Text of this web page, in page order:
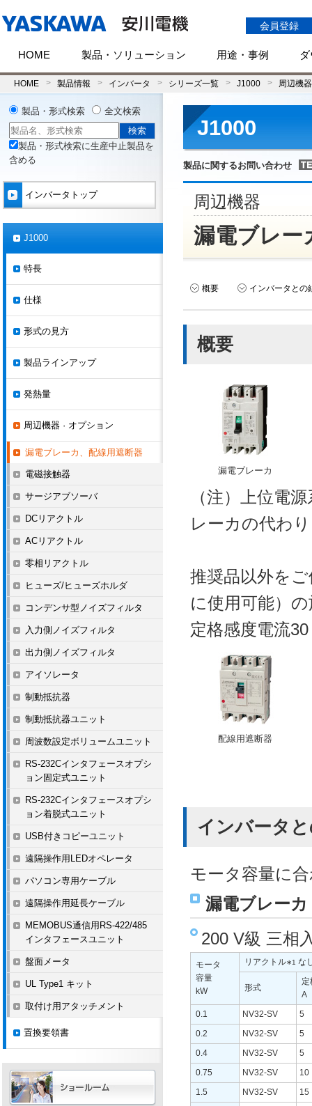
会員登録
HOME 製品・ソリューション 用途・事例
HOME 製品情報 インバータ シリーズ一覧 J1000 周辺機
J1000
製品に関するお問い合わせ
周辺機器
漏電ブレー
概要 インバータとの
概要
漏電ブレーカ
（注）上位電
レーカの代わ
推奨品以外を
に使用可能）
定格感度電流
配線用遮断器
インバータ
モータ容量に
漏電ブレーカ
200 V級 三相
モータ
容量
kW
リアクトル∗1 な
形式
定
A
0.1
NV32-SV
5
0.2
NV32-SV
5
0.4
NV32-SV
5
0.75
NV32-SV
10
1.5
NV32-SV
15
製品・形式検索 全文検索
製品・形式検索に生産中止製品を
含める
インバータトップ
J1000
特長
仕様
形式の見方
製品ラインアップ
発熱量
周辺機器 · オプション
漏電ブレーカ、配線用遮断器
電磁接触器
サージアブソーバ
DCリアクトル
ACリアクトル
零相リアクトル
ヒューズ/ヒューズホルダ
コンデンサ型ノイズフィルタ
入力側ノイズフィルタ
出力側ノイズフィルタ
アイソレータ
制動抵抗器
制動抵抗器ユニット
周波数設定ボリュームユニット
RS-232Cインタフェースオプシ
ョン固定式ユニット
RS-232Cインタフェースオプシ
ョン着脱式ユニット
USB付きコピーユニット
遠隔操作用LEDオペレータ
パソコン専用ケーブル
遠隔操作用延長ケーブル
MEMOBUS通信用RS-422/485
インタフェースユニット
盤面メータ
UL Type1 キット
取付け用アタッチメント
置換要領書